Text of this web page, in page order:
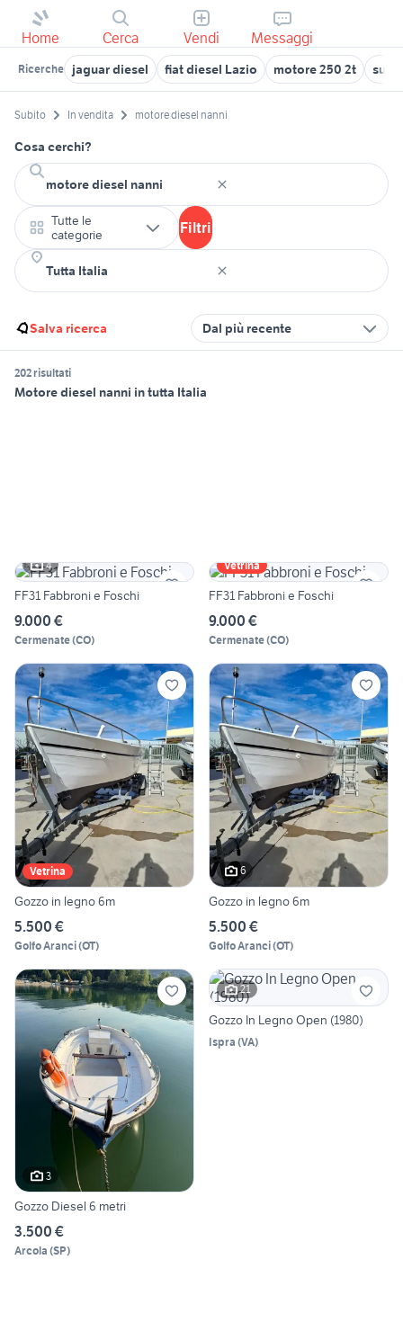
Home Cerca Vendi Messaggi
Ricerche jaguar diesel fiat diesel Lazio motore 250 2t
Subito In vendita motore diesel nanni
Cosa cerchi?
Tutte le
categorie
Filtri
Salva ricerca Dal più recente
202 risultati
Motore diesel nanni in tutta Italia
4
FF31 Fabbroni e Foschi
9.000 €
Cermenate(CO)
Vetrina
FF31 Fabbroni e Foschi
9.000 €
Cermenate(CO)
Vetrina
Gozzo in legno 6m
5.500 €
Golfo Aranci(OT)
6
Gozzo in legno 6m
5.500 €
Golfo Aranci(OT)
3
Gozzo Diesel 6 metri
3.500 €
Arcola (SP)
21
Gozzo In Legno Open (1980)
Ispra (VA)